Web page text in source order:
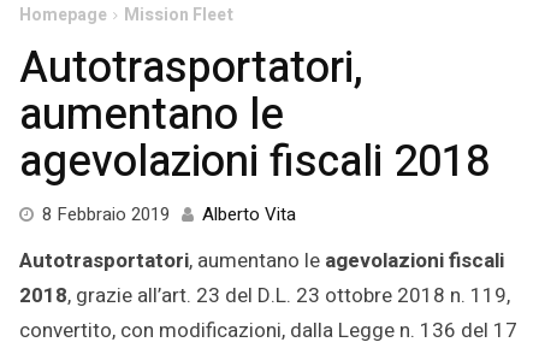
Homepage Mission Fleet
Autotrasportatori,
aumentano le
agevolazioni fiscali 2018
8 Febbraio 2019
2019
Alberto Vita
Autotrasportatori, aumentano le agevolazioni fiscali
2018, grazie all’art. 23 del D.L. 23 ottobre 2018 n. 119,
convertito, con modificazioni, dalla Legge n. 136 del 17